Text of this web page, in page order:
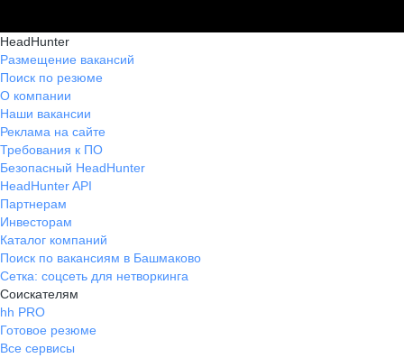
HeadHunter
Размещение вакансий
Поиск по резюме
О компании
Наши вакансии
Реклама на сайте
Требования к ПО
Безопасный HeadHunter
HeadHunter API
Партнерам
Инвесторам
Каталог компаний
Поиск по вакансиям в Башмаково
Сетка: соцсеть для нетворкинга
Соискателям
hh PRO
Готовое резюме
Все сервисы